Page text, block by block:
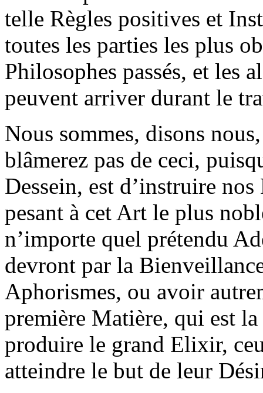
telle Règles positives et
toutes les parties les plus
Philosophes passés, et les
peuvent arriver durant le
Nous sommes, disons
blâmerez pas de ceci,
Dessein, est d’instruire
pesant à cet Art le plus
n’importe quel prétendu
devront par la
Aphorismes, ou avoir
première Matière, qui est
produire le grand Elixir,
atteindre le but de leur